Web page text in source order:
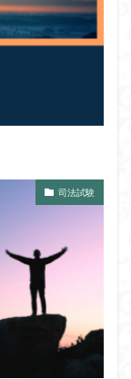
司法試験